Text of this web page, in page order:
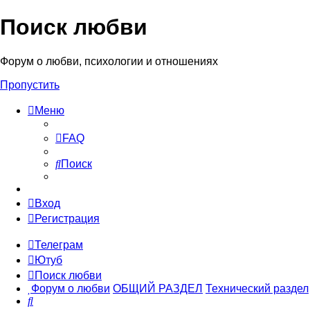
Поиск любви
Форум о любви, психологии и отношениях
Пропустить
Меню
FAQ
Поиск
Вход
Регистрация
Телеграм
Ютуб
Поиск любви
Форум о любви ОБЩИЙ РАЗДЕЛ Технический раздел
Поиск